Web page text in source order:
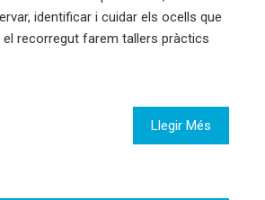
identificar i cuidar els ocells que
el recorregut farem tallers pràctics
Llegir Més